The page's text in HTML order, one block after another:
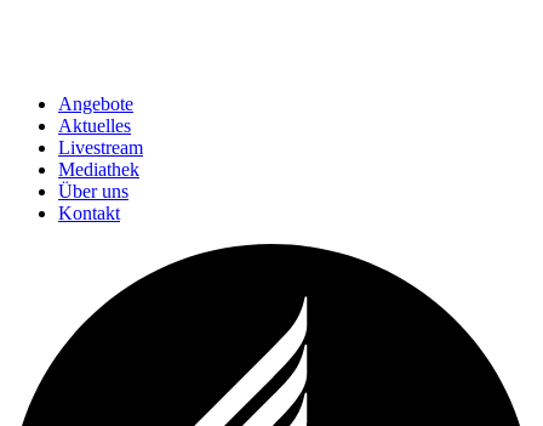
Angebote
Aktuelles
Livestream
Mediathek
Über uns
Kontakt